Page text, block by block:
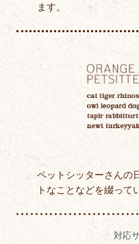
ます。
ペットシッターさんの
トなことなどを綴って
対応